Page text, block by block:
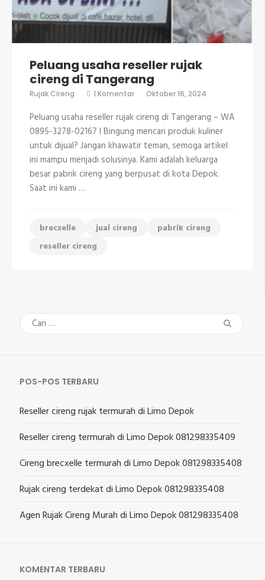
Peluang usaha reseller rujak
cireng di Tangerang
Rujak Cireng 1 Komentarpada
reseller
rujak
cireng
di
Tangerang
Oktober 16, 2024
Peluang usaha reseller rujak cireng di Tangerang – WA
0895-3278-02167 I Bingung mencari produk kuliner
untuk dijual? Jangan khawatir teman, semoga artikel
ini mampu menjadi solusinya. Kami adalah keluarga
besar pabrik cireng yang berpusat di kota Depok.
Saat ini kami …
brecxelle jual cireng
pabrik cireng
reseller cireng
Cari
untuk:
POS-POS TERBARU
Reseller cireng rujak termurah di Limo Depok
Reseller cireng termurah di Limo Depok 081298335409
Cireng brecxelle termurah di Limo Depok 081298335408
Rujak cireng terdekat di Limo Depok 081298335408
Agen Rujak Cireng Murah di Limo Depok 081298335408
KOMENTAR TERBARU